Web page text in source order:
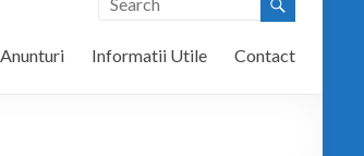
Anunturi Informatii Utile Contact